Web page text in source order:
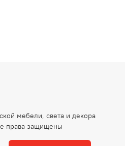
мебели, света и декора
права защищены